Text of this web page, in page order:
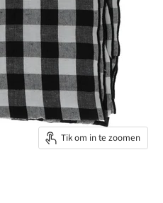
Tik om in te zoomen